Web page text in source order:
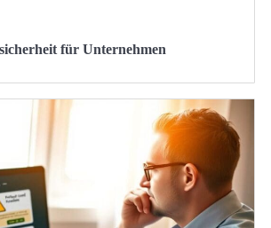
für Unternehmen